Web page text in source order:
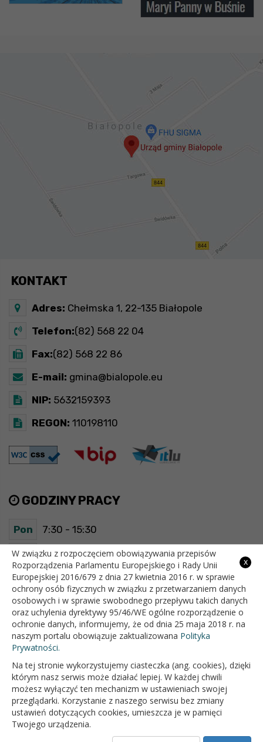
KONTAKT
Adres: Chełmska 1, 22-135 Białopole
Telefon:(82) 568 22 04
Fax:(82) 568 22 86
E-mail: gmina@bialopole.eu
NIP: 5632159393
REGON: 110198110
GODZINY PRACY
Pon 7:30 - 15:30
Wt 7:30 - 15:30
Śr 7:30 - 15:30
Czw 7:30 - 15:30
Pt 7:30 - 15:30
OFICJALNY SERWIS INTERNETOWY GMINY BIAŁOPOLE
x
W związku z rozpoczęciem obowiązywania przepisów
Rozporządzenia Parlamentu Europejskiego i Rady Unii
Europejskiej 2016/679 z dnia 27 kwietnia 2016 r. w sprawie
ochrony osób fizycznych w związku z przetwarzaniem danych
osobowych i w sprawie swobodnego przepływu takich danych
oraz uchylenia dyrektywy 95/46/WE ogólne rozporządzenie o
ochronie danych, informujemy, że od dnia 25 maja 2018 r. na
naszym portalu obowiązuje zaktualizowana Polityka
Prywatności.
Na tej stronie wykorzystujemy ciasteczka (ang. cookies), dzięki
którym nasz serwis może działać lepiej. W każdej chwili
możesz wyłączyć ten mechanizm w ustawieniach swojej
przeglądarki. Korzystanie z naszego serwisu bez zmiany
ustawień dotyczących cookies, umieszcza je w pamięci
Twojego urządzenia.